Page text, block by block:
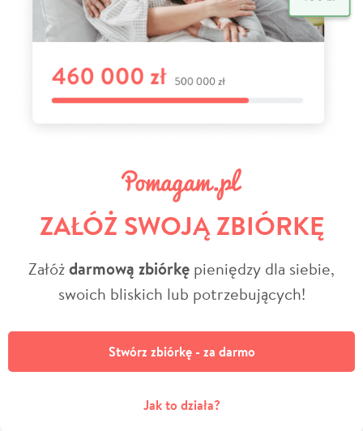
ZAŁÓŻ SWOJĄ ZBIÓRKĘ
Załóżdarmową zbiórkę pieniędzy dla siebie,
swoich bliskich lub potrzebujących!
Stwórz zbiórkę - za darmo
Jak to działa?